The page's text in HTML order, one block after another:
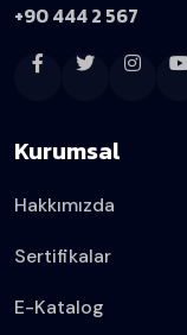
+90 444 2 567
Kurumsal
Hakkımızda
Sertifikalar
E-Katalog